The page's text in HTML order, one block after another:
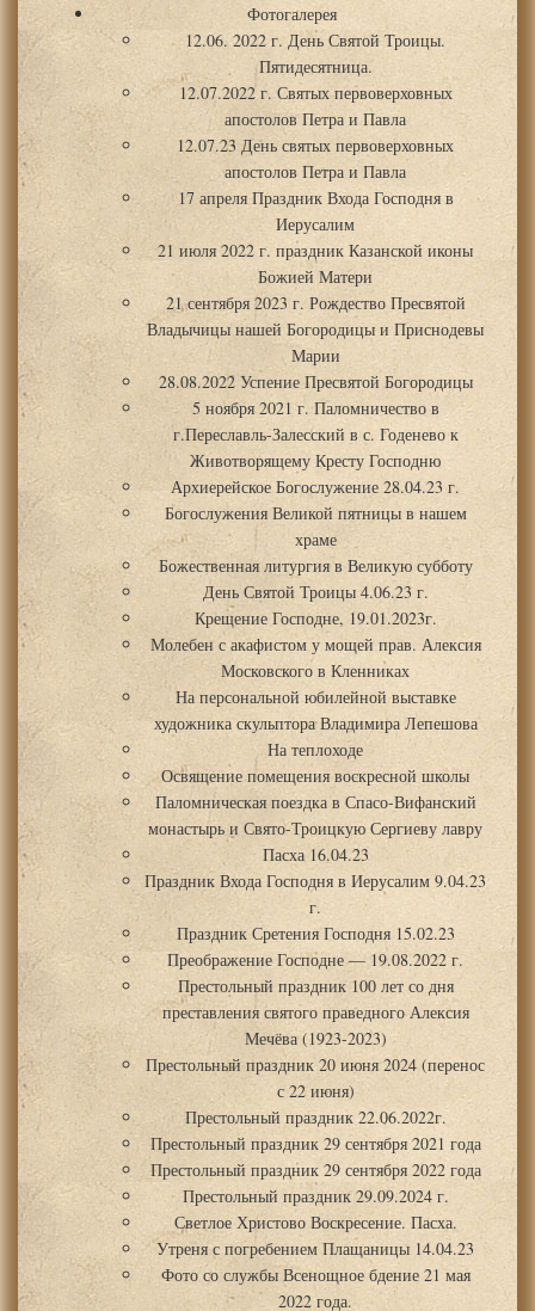
Фотогалерея
12.06. 2022 г. День Святой Троицы.
Пятидесятница.
12.07.2022 г. Святых первоверховных
апостолов Петра и Павла
12.07.23 День святых первоверховных
апостолов Петра и Павла
17 апреля Праздник Входа Господня в
Иерусалим
21 июля 2022 г. праздник Казанской иконы
Божией Матери
21 сентября 2023 г. Рождество Пресвятой
Владычицы нашей Богородицы и Приснодевы
Марии
28.08.2022 Успение Пресвятой Богородицы
5 ноября 2021 г. Паломничество в
г.Переславль-Залесский в с. Годенево к
Животворящему Кресту Господню
Архиерейское Богослужение 28.04.23 г.
Богослужения Великой пятницы в нашем
храме
Божественная литургия в Великую субботу
День Святой Троицы 4.06.23 г.
Крещение Господне, 19.01.2023г.
Молебен с акафистом у мощей прав. Алексия
Московского в Кленниках
На персональной юбилейной выставке
художника скульптора Владимира Лепешова
На теплоходе
Освящение помещения воскресной школы
Паломническая поездка в Спасо-Вифанский
монастырь и Свято-Троицкую Сергиеву лавру
Пасха 16.04.23
Праздник Входа Господня в Иерусалим 9.04.23
г.
Праздник Сретения Господня 15.02.23
Преображение Господне — 19.08.2022 г.
Престольный праздник 100 лет со дня
преставления святого праведного Алексия
Мечёва (1923-2023)
Престольный праздник 20 июня 2024 (перенос
с 22 июня)
Престольный праздник 22.06.2022г.
Престольный праздник 29 сентября 2021 года
Престольный праздник 29 сентября 2022 года
Престольный праздник 29.09.2024 г.
Светлое Христово Воскресение. Пасха.
Утреня с погребением Плащаницы 14.04.23
Фото со службы Всенощное бдение 21 мая
2022 года.